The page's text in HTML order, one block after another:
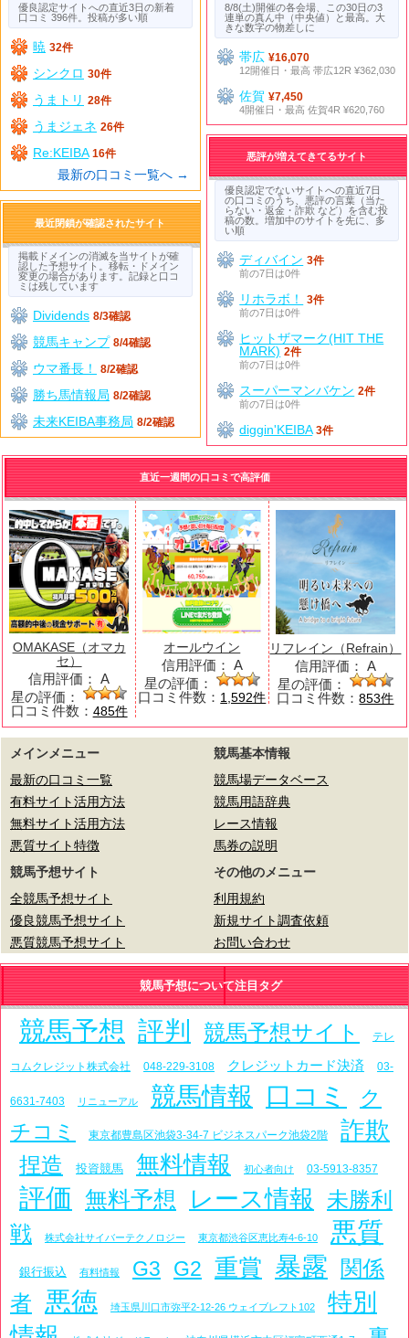
優良認定サイトへの直近3日の新着
口コミ 396件。投稿が多い順
暁 32件
シンクロ 30件
うまトリ 28件
うまジェネ 26件
Re:KEIBA 16件
最新の口コミ一覧へ →
8/8(土)開催の各会場、この30日の3
連単の真ん中（中央値）と最高。大
きな数字の物差しに
帯広¥16,070
12開催日・最高 帯広12R ¥362,030
佐賀¥7,450
4開催日・最高 佐賀4R ¥620,760
悪評が増えてきてるサイト
優良認定でないサイトへの直近7日
の口コミのうち、悪評の言葉（当た
らない・返金・詐欺 など）を含む投
稿の数。増加中のサイトを先に、多
い順
ディバイン 3件
前の7日は0件
リホラボ！
3件
前の7日は0件
ヒットザマーク(HIT THE
MARK) 2件
前の7日は0件
スーパーマンバケン 2件
前の7日は0件
diggin'KEIBA 3件
最近閉鎖が確認されたサイト
掲載ドメインの消滅を当サイトが確
認した予想サイト。移転・ドメイン
変更の場合があります。記録と口コ
ミは残しています
Dividends 8/3確認
競馬キャンプ 8/4確認
ウマ番長！ 8/2確認
勝ち馬情報局 8/2確認
未来KEIBA事務局 8/2確認
直近一週間の口コミで高評価
OMAKASE（オマカ
セ）
信用評価： A
星の評価：
口コミ件数： 485件
オールウイン
信用評価： A
星の評価：
口コミ件数： 1,592件
リフレイン（Refrain）
信用評価： A
星の評価：
口コミ件数：853件
メインメニュー
最新の口コミ一覧
有料サイト活用方法
無料サイト活用方法
悪質サイト特徴
競馬基本情報
競馬場データベース
競馬用語辞典
レース情報
馬券の説明
競馬予想サイト
全競馬予想サイト
優良競馬予想サイト
悪質競馬予想サイト
その他のメニュー
利用規約
新規サイト調査依頼
お問い合わせ
競馬予想について注目タグ
競馬予想 評判 競馬予想サイト テレ
コムクレジット株式会社 048-229-3108 クレジットカード決済 03-
6631-7403 リニューアル 競馬情報 口コミ
ク
チコミ
東京都豊島区池袋3-34-7 ビジネスパーク池袋2階 詐欺
捏造 投資競馬 無料情報 初心者向け 03-5913-8357
評価 無料予想 レース情報
未勝利
戦
株式会社サイバーテクノロジー 東京都渋谷区恵比寿4-6-10 悪質
銀行振込 有料情報 G3 G2 重賞 暴露
関係
者 悪徳 埼玉県川口市弥平2-12-26 ウェイブレフト102
特別